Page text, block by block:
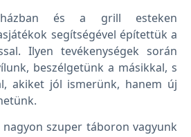
és a grill esteken
segítségével építettük a
Ilyen tevékenységek során
beszélgetünk a másikkal, s
akiket jól ismerünk, hanem új
nagyon szuper táboron vagyunk